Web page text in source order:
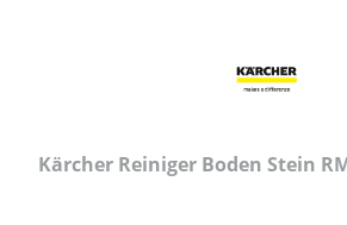
Kärcher Reiniger Boden Stein